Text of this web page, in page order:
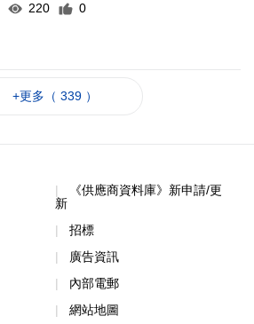
220
0
+更多（ 339 ）
《供應商資料庫》新申請/更
新
招標
廣告資訊
內部電郵
網站地圖